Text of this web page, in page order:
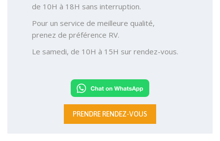
de 10H à 18H sans interruption.
Pour un service de meilleure qualité,
prenez de préférence RV.
Le samedi, de 10H à 15H sur rendez-vous.
PRENDRE RENDEZ-VOUS